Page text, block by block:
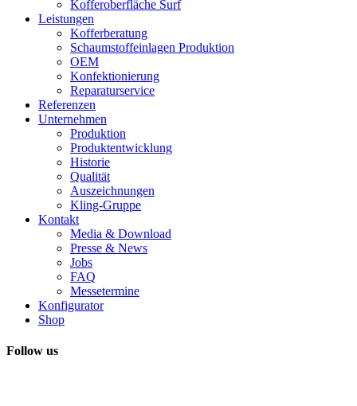
Kofferoberfläche Surf
Leistungen
Kofferberatung
Schaumstoffeinlagen Produktion
OEM
Konfektionierung
Reparaturservice
Referenzen
Unternehmen
Produktion
Produktentwicklung
Historie
Qualität
Auszeichnungen
Kling-Gruppe
Kontakt
Media & Download
Presse & News
Jobs
FAQ
Messetermine
Konfigurator
Shop
Follow us